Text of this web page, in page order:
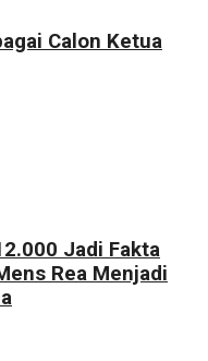
Calon Ketua
Jadi Fakta
Rea Menjadi